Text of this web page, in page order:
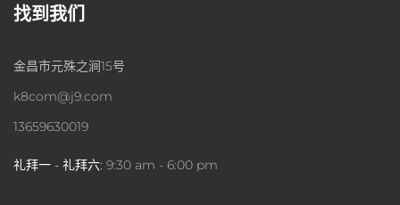
找到我们
金昌市元殊之涧15号
k8com@j9.com
13659630019
礼拜一 - 礼拜六: 9:30 am - 6:00 pm